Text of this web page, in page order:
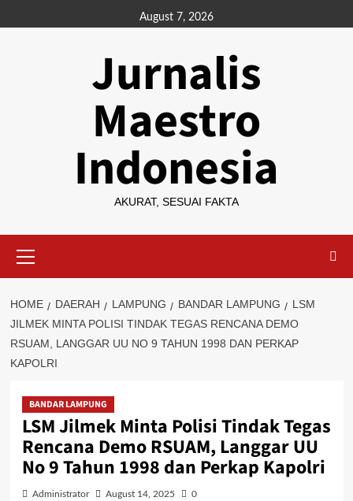
to
August 7, 2026
Jurnalis
Maestro
Indonesia
AKURAT, SESUAI FAKTA
Menu
HOME DAERAH LAMPUNG BANDAR LAMPUNG
LSM
JILMEK MINTA POLISI TINDAK TEGAS RENCANA DEMO
RSUAM, LANGGAR UU NO 9 TAHUN 1998 DAN PERKAP
KAPOLRI
BANDAR LAMPUNG
LSM Jilmek Minta Polisi Tindak Tegas
Rencana Demo RSUAM, Langgar UU
No 9 Tahun 1998 dan Perkap Kapolri
Administrator August 14, 2025 0